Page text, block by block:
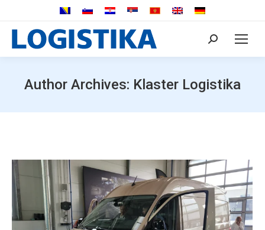
Search:
Author Archives: Klaster Logistika